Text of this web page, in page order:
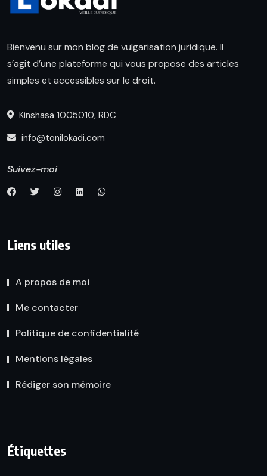
Bienvenu sur mon blog de vulgarisation juridique. Il
s’agit d’une plateforme qui vous propose des articles
simples et accessibles sur le droit.
Kinshasa 1005010, RDC
info@tonilokadi.com
Suivez-moi
Liens utiles
A propos de moi
Me contacter
Politique de confidentialité
Mentions légales
Rédiger son mémoire
Étiquettes